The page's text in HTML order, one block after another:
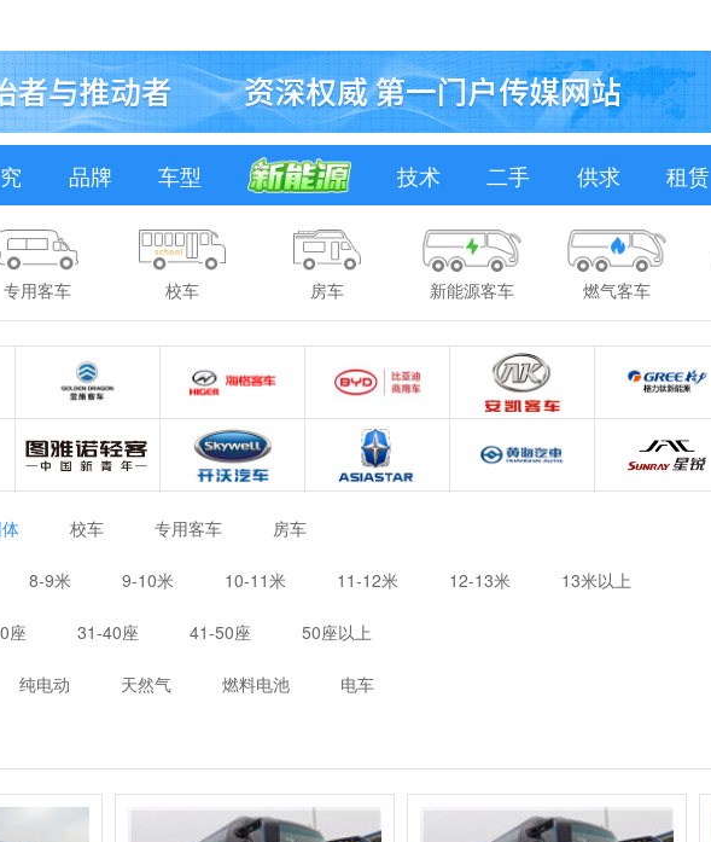
品牌 车型 技术 二手 供求 租赁
专用客车 校车 房车 新能源客车 燃气客车
校车 专用客车 房车
8-9米 9-10米 10-11米 11-12米 12-13米 13米以上
座 31-40座 41-50座 50座以上
纯电动 天然气 燃料电池 电车